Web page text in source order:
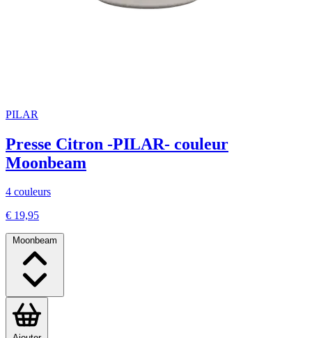
PILAR
Presse Citron -PILAR- couleur
Moonbeam
4 couleurs
€ 19,95
Moonbeam